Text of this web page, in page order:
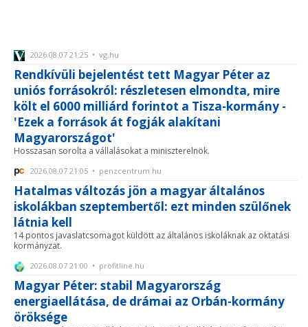
2026.08.07 21:25 • vg.hu
Rendkívüli bejelentést tett Magyar Péter az
uniós forrásokról: részletesen elmondta, mire
költ el 6000 milliárd forintot a Tisza-kormány -
'Ezek a források át fogják alakítani
Magyarországot'
Hosszasan sorolta a vállalásokat a miniszterelnök.
2026.08.07 21:05 • penzcentrum.hu
Hatalmas változás jön a magyar általános
iskolákban szeptembertől: ezt minden szülőnek
látnia kell
14 pontos javaslatcsomagot küldött az általános iskoláknak az oktatási
kormányzat.
2026.08.07 21:00 • profitline.hu
Magyar Péter: stabil Magyarország
energiaellátása, de drámai az Orbán-kormány
öröksége